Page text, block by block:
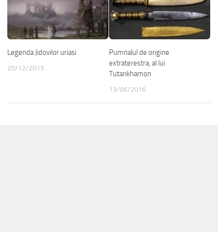
Legenda Jidovilor uriasi
20/12/2015
Pumnalul de origine
extraterestra, al lui
Tutankhamon
13/06/2016